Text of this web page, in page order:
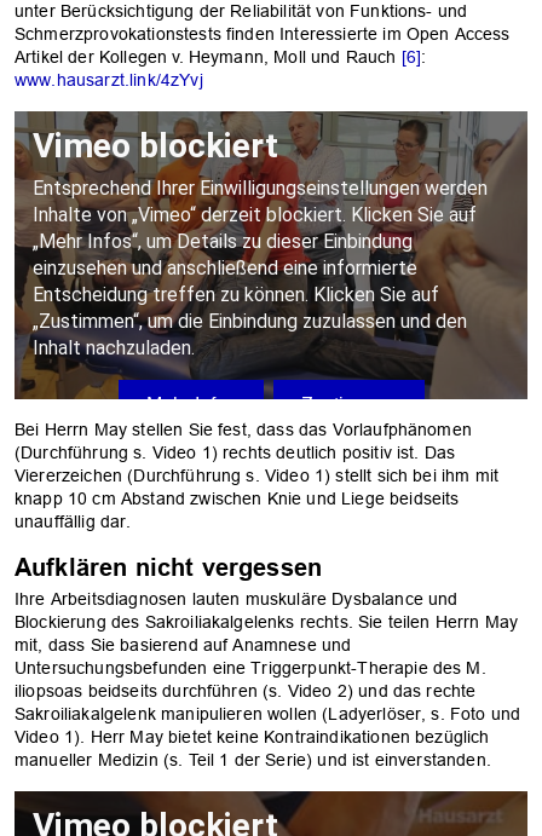
OK
unter Berücksichtigung der Reliabilität von Funktions- und
Schmerzprovokationstests finden Interessierte im Open Access
Artikel der Kollegen v. Heymann, Moll und Rauch [6]:
www.hausarzt.link/4zYvj
Bei Herrn May stellen Sie fest, dass das Vorlaufphänomen
(Durchführung s. Video 1) rechts deutlich positiv ist. Das
Viererzeichen (Durchführung s. Video 1) stellt sich bei ihm mit
knapp 10 cm Abstand zwischen Knie und Liege beidseits
unauffällig dar.
Aufklären nicht vergessen
Ihre Arbeitsdiagnosen lauten muskuläre Dysbalance und
Blockierung des Sakroiliakalgelenks rechts. Sie teilen Herrn May
mit, dass Sie basierend auf Anamnese und
Untersuchungsbefunden eine Triggerpunkt-Therapie des M.
iliopsoas beidseits durchführen (s. Video 2) und das rechte
Sakroiliakalgelenk manipulieren wollen (Ladyerlöser, s. Foto und
Video 1). Herr May bietet keine Kontraindikationen bezüglich
manueller Medizin (s. Teil 1 der Serie) und ist einverstanden.